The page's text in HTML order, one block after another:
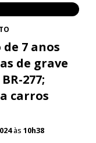
7 anos
de grave
277;
carros
às 10h38